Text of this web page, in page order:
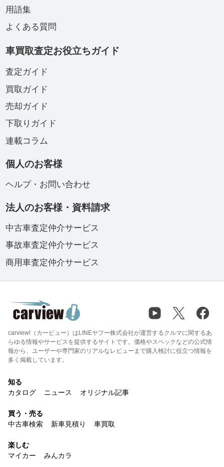
用語集
よくある質問
車買取査定お役立ちガイド
査定ガイド
買取ガイド
売却ガイド
下取りガイド
連載コラム
個人のお客様
ヘルプ・お問い合わせ
法人のお客様・資料請求
中古車査定仲介サービス
事故車査定仲介サービス
商用車査定仲介サービス
carview!（カービュー）はLINEヤフー株式会社が運営するクルマに関するあ
らゆる情報やサービスを提供するサイトです。価格やスペックなどの公式情
報から、ユーザーや専門家のリアルなレビューまで購入検討に役立つ情報を
多く掲載しています。
知る
カタログ
ニュース オリジナル記事
買う・売る
中古車検索
新車見積り 車買取
楽しむ
マイカー
みんカラ